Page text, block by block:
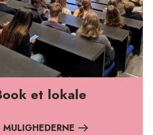
et lokale
MULIGHEDERNE